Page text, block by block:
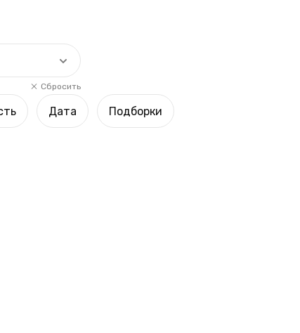
Сбросить
Дата Подборки